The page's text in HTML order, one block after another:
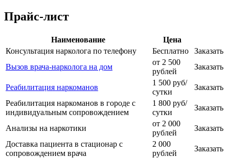
Прайс-лист
Наименование
Цена
Консультация нарколога по телефону
Бесплатно
Заказать
Вызов врача-нарколога на дом
от 2 500
рублей
Заказать
Реабилитация наркоманов
1 500 руб/
сутки
Заказать
Реабилитация наркоманов в городе с
индивидуальным сопровождением
1 800 руб/
сутки
Заказать
Анализы на наркотики
от 2 000
рублей
Заказать
Доставка пациента в стационар с
сопровождением врача
2 000
рублей
Заказать